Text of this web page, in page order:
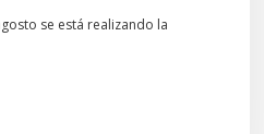
se está realizando la